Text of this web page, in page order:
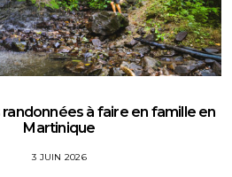
à faire en famille en
Martinique
3 JUIN 2026